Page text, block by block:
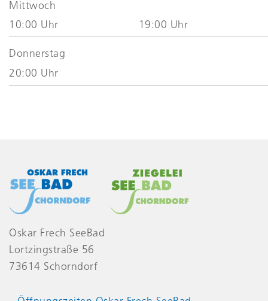
Mittwoch
10:00 Uhr
19:00 Uhr
Donnerstag
20:00 Uhr
Oskar Frech SeeBad
Lortzingstraße 56
73614 Schorndorf